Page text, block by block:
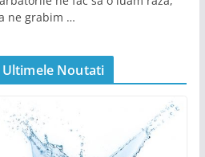
ne grabim …
Ultimele Noutati